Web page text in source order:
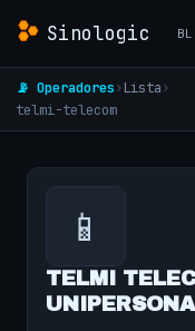
Sinologic
📡 Operadores› Lista›
telmi-telecom
📱
TELMI